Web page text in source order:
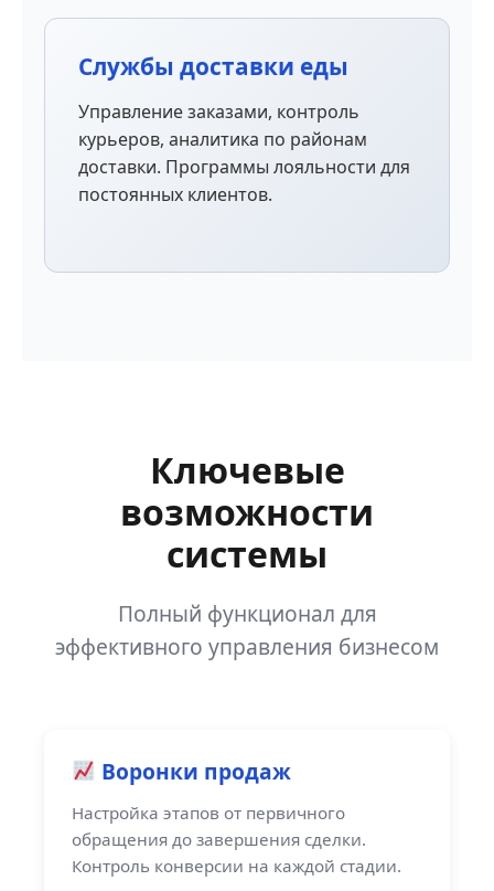
Службы доставки еды
Управление заказами, контроль
курьеров, аналитика по районам
доставки. Программы лояльности для
постоянных клиентов.
Ключевые
возможности
системы
Полный функционал для
эффективного управления бизнесом
Воронки продаж
Настройка этапов от первичного
обращения до завершения сделки.
Контроль конверсии на каждой стадии.